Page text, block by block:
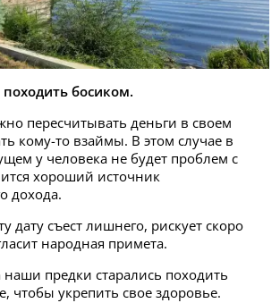
босиком.
пересчитывать деньги в своем
кому-то взаймы. В этом случае в
у человека не будет проблем с
хороший источник
дохода.
дату съест лишнего, рискует скоро
народная примета.
наши предки старались походить
чтобы укрепить свое здоровье.